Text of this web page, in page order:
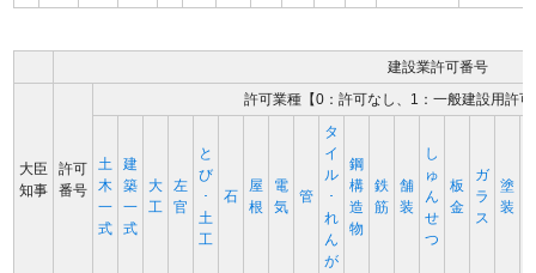
建設業許可番号
大臣
知事
許可
番号
許可業種【0：許可なし、1：一般建設用許
土
木
一
式
建
築
一
式
大
工
左
官
と
び
･
土
工
石
屋
根
電
気
管
タ
イ
ル
･
れ
ん
が
鋼
構
造
物
鉄
筋
舗
装
し
ゅ
ん
せ
つ
板
金
ガ
ラ
ス
塗
装